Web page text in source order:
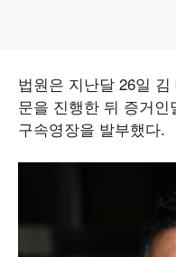
법원은 지난달 26일
문을 진행한 뒤 증거
구속영장을 발부했다.